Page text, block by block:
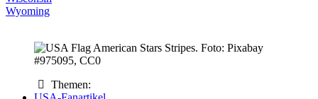
Wyoming
Themen: